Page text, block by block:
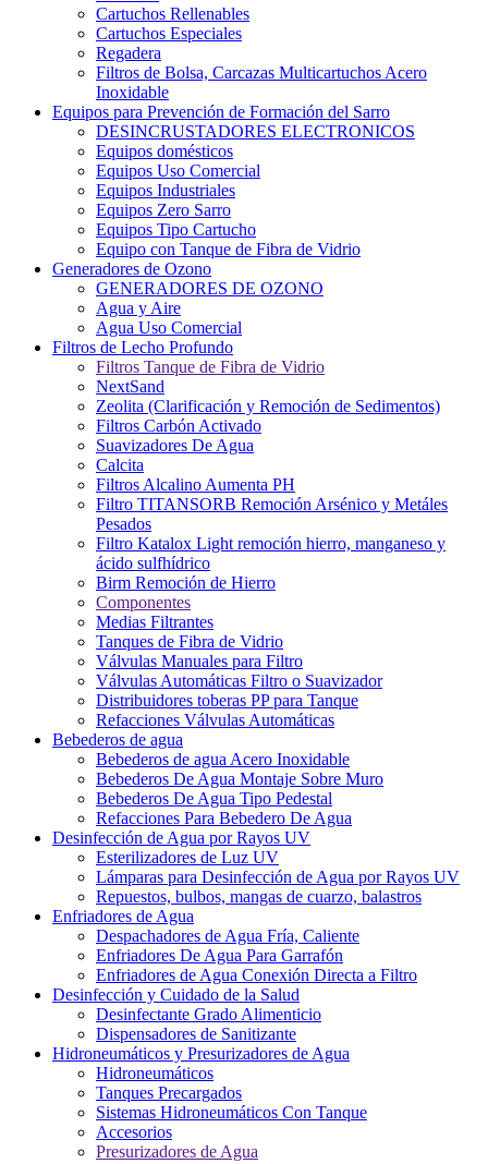
Cartuchos Rellenables
Cartuchos Especiales
Regadera
Filtros de Bolsa, Carcazas Multicartuchos Acero
Inoxidable
Equipos para Prevención de Formación del Sarro
DESINCRUSTADORES ELECTRONICOS
Equipos domésticos
Equipos Uso Comercial
Equipos Industriales
Equipos Zero Sarro
Equipos Tipo Cartucho
Equipo con Tanque de Fibra de Vidrio
Generadores de Ozono
GENERADORES DE OZONO
Agua y Aire
Agua Uso Comercial
Filtros de Lecho Profundo
Filtros Tanque de Fibra de Vidrio
NextSand
Zeolita (Clarificación y Remoción de Sedimentos)
Filtros Carbón Activado
Suavizadores De Agua
Calcita
Filtros Alcalino Aumenta PH
Filtro TITANSORB Remoción Arsénico y Metáles
Pesados
Filtro Katalox Light remoción hierro, manganeso y
ácido sulfhídrico
Birm Remoción de Hierro
Componentes
Medias Filtrantes
Tanques de Fibra de Vidrio
Válvulas Manuales para Filtro
Válvulas Automáticas Filtro o Suavizador
Distribuidores toberas PP para Tanque
Refacciones Válvulas Automáticas
Bebederos de agua
Bebederos de agua Acero Inoxidable
Bebederos De Agua Montaje Sobre Muro
Bebederos De Agua Tipo Pedestal
Refacciones Para Bebedero De Agua
Desinfección de Agua por Rayos UV
Esterilizadores de Luz UV
Lámparas para Desinfección de Agua por Rayos UV
Repuestos, bulbos, mangas de cuarzo, balastros
Enfriadores de Agua
Despachadores de Agua Fría, Caliente
Enfriadores De Agua Para Garrafón
Enfriadores de Agua Conexión Directa a Filtro
Desinfección y Cuidado de la Salud
Desinfectante Grado Alimenticio
Dispensadores de Sanitizante
Hidroneumáticos y Presurizadores de Agua
Hidroneumáticos
Tanques Precargados
Sistemas Hidroneumáticos Con Tanque
Accesorios
Presurizadores de Agua